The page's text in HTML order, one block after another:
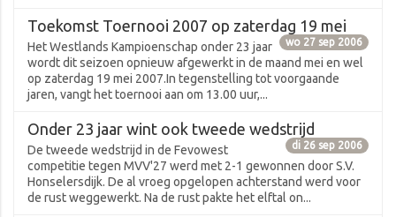
Toekomst Toernooi 2007 op zaterdag 19 mei
wo 27 sep 2006
Het Westlands Kampioenschap onder 23 jaar
wordt dit seizoen opnieuw afgewerkt in de maand mei en wel
op zaterdag 19 mei 2007.In tegenstelling tot voorgaande
jaren, vangt het toernooi aan om 13.00 uur,...
Onder 23 jaar wint ook tweede wedstrijd
di 26 sep 2006
De tweede wedstrijd in de Fevowest
competitie tegen MVV'27 werd met 2-1 gewonnen door S.V.
Honselersdijk. De al vroeg opgelopen achterstand werd voor
de rust weggewerkt. Na de rust pakte het elftal on...